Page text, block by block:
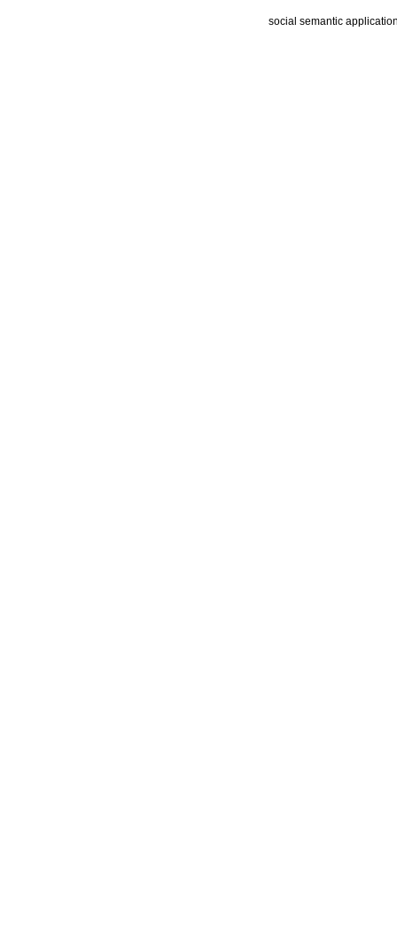
social semantic